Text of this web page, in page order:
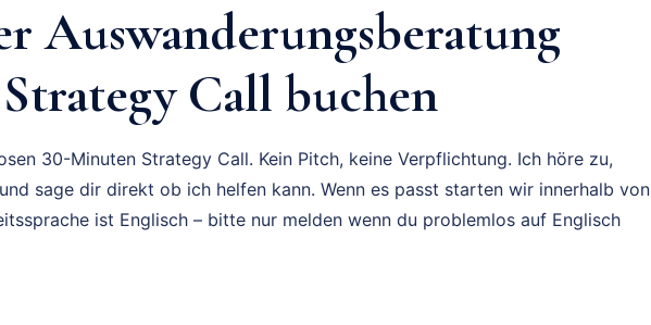
Auswanderungsberatung
Call buchen
30-Minuten Strategy Call. Kein Pitch, keine Verpflichtung. Ich höre zu,
sage dir direkt ob ich helfen kann. Wenn es passt starten wir innerhalb von
ist Englisch – bitte nur melden wenn du problemlos auf Englisch